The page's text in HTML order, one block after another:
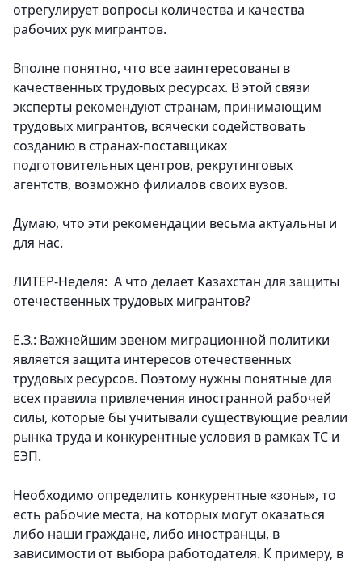
отрегулирует вопросы количества и качества
рабочих рук мигрантов.
Вполне понятно, что все заинтересованы в
качественных трудовых ресурсах. В этой связи
эксперты рекомендуют странам, принимающим
трудовых мигрантов, всячески содействовать
созданию в странах-поставщиках
подготовительных центров, рекрутинговых
агентств, возможно филиалов своих вузов.
Думаю, что эти рекомендации весьма актуальны и
для нас.
ЛИТЕР-Неделя: А что делает Казахстан для защиты
отечественных трудовых мигрантов?
Е.З.: Важнейшим звеном миграционной политики
является защита интересов отечественных
трудовых ресурсов. Поэтому нужны понятные для
всех правила привлечения иностранной рабочей
силы, которые бы учитывали существующие реалии
рынка труда и конкурентные условия в рамках ТС и
ЕЭП.
Необходимо определить конкурентные «зоны», то
есть рабочие места, на которых могут оказаться
либо наши граждане, либо иностранцы, в
зависимости от выбора работодателя. К примеру, в